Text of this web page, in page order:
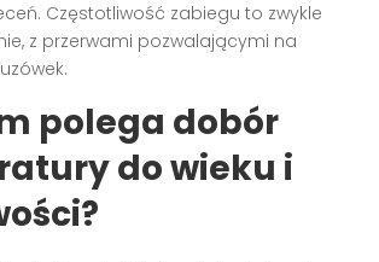
Częstotliwość zabiegu to zwykle
z przerwami pozwalającymi na
polega dobór
do wieku i